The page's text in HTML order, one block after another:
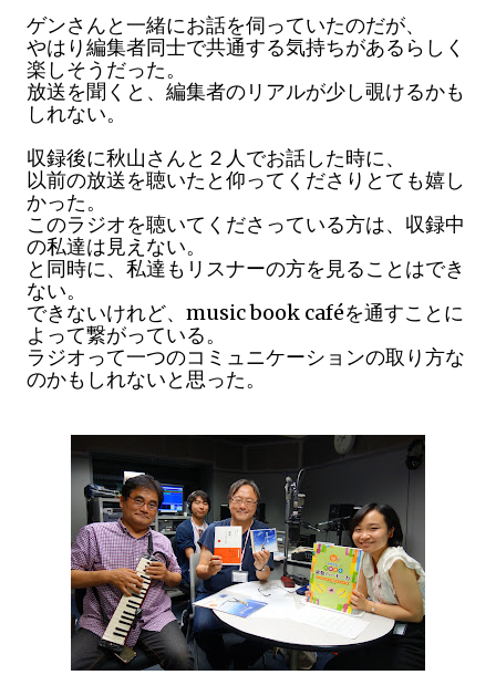
ゲンさんと一緒にお話を伺っていたのだが、
やはり編集者同士で共通する気持ちがあるらしく
楽しそうだった。
放送を聞くと、編集者のリアルが少し覗けるかも
しれない。
収録後に秋山さんと２人でお話した時に、
以前の放送を聴いたと仰ってくださりとても嬉し
かった。
このラジオを聴いてくださっている方は、収録中
の私達は見えない。
と同時に、私達もリスナーの方を見ることはでき
ない。
できないけれど、music book caféを通すことに
よって繋がっている。
ラジオって一つのコミュニケーションの取り方な
のかもしれないと思った。